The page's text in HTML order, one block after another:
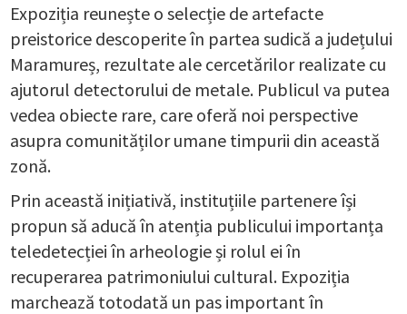
Expoziția reunește o selecție de artefacte
preistorice descoperite în partea sudică a județului
Maramureș, rezultate ale cercetărilor realizate cu
ajutorul detectorului de metale. Publicul va putea
vedea obiecte rare, care oferă noi perspective
asupra comunităților umane timpurii din această
zonă.
Prin această inițiativă, instituțiile partenere își
propun să aducă în atenția publicului importanța
teledetecției în arheologie și rolul ei în
recuperarea patrimoniului cultural. Expoziția
marchează totodată un pas important în